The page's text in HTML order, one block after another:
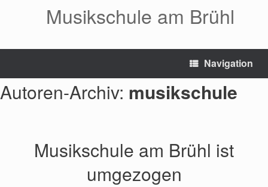
Musikschule am Brühl
Navigation
Autoren-Archiv: musikschule
Musikschule am Brühl ist
umgezogen